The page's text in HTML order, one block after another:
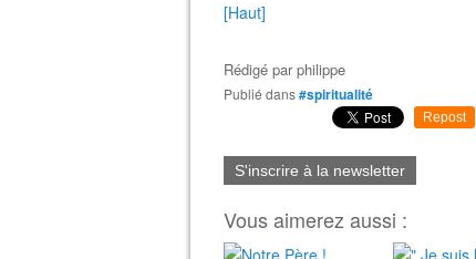
[Haut]
Rédigé parphilippe
Publié dans#spiritualité
Repost
S'inscrire à la newsletter
Vous aimerez aussi :